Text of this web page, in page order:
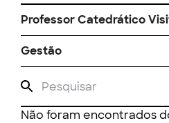
Professor Catedrático
Gestão
Não foram encontrados